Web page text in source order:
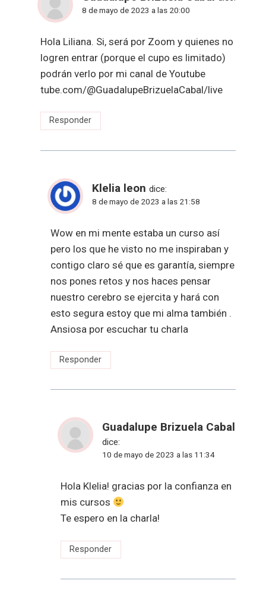
8 de mayo de 2023 a las 20:00
Hola Liliana. Si, será por Zoom y quienes no
logren entrar (porque el cupo es limitado)
podrán verlo por mi canal de Youtube
tube.com/@GuadalupeBrizuelaCabal/live
Responder
Klelia leon dice:
8 de mayo de 2023 a las 21:58
Wow en mi mente estaba un curso así
pero los que he visto no me inspiraban y
contigo claro sé que es garantía, siempre
nos pones retos y nos haces pensar
nuestro cerebro se ejercita y hará con
esto segura estoy que mi alma también .
Ansiosa por escuchar tu charla
Responder
Guadalupe Brizuela Cabal
dice:
10 de mayo de 2023 a las 11:34
Hola Klelia! gracias por la confianza en
mis cursos
Te espero en la charla!
Responder